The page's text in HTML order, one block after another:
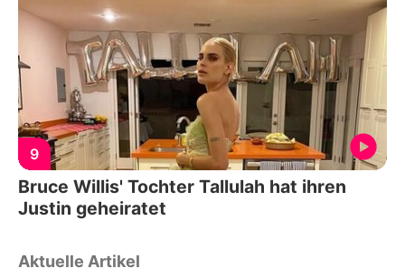
9
Bruce Willis' Tochter Tallulah hat ihren
Justin geheiratet
Aktuelle Artikel